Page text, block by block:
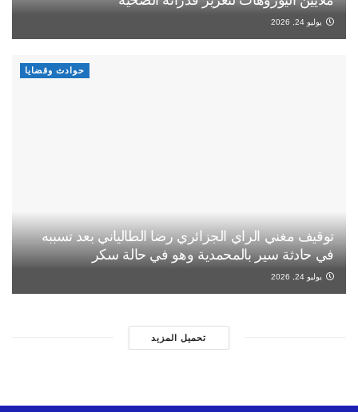
يوليو 24, 2026
حوادث وقضايا
توقيف مغني الراي الجزائري رضا الطالياني بعد تسببه
في حادثة سير بالمحمدية وهو في حالة سكر
يوليو 24, 2026
تحميل المزيد